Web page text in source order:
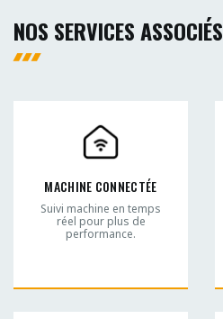
NOS SERVICES ASSOCIÉS
MACHINE CONNECTÉE
Suivi machine en temps
réel pour plus de
performance.